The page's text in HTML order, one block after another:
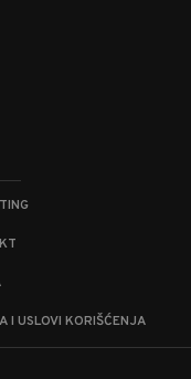
I USLOVI KORIŠĆENJA